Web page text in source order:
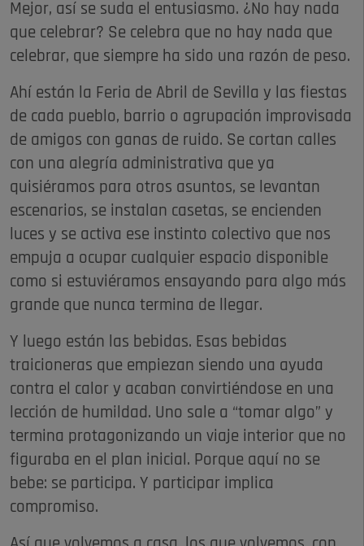
Mejor, así se suda el entusiasmo. ¿No hay nada
que celebrar? Se celebra que no hay nada que
celebrar, que siempre ha sido una razón de peso.
Ahí están la Feria de Abril de Sevilla y las fiestas
de cada pueblo, barrio o agrupación improvisada
de amigos con ganas de ruido. Se cortan calles
con una alegría administrativa que ya
quisiéramos para otros asuntos, se levantan
escenarios, se instalan casetas, se encienden
luces y se activa ese instinto colectivo que nos
empuja a ocupar cualquier espacio disponible
como si estuviéramos ensayando para algo más
grande que nunca termina de llegar.
Y luego están las bebidas. Esas bebidas
traicioneras que empiezan siendo una ayuda
contra el calor y acaban convirtiéndose en una
lección de humildad. Uno sale a “tomar algo” y
termina protagonizando un viaje interior que no
figuraba en el plan inicial. Porque aquí no se
bebe: se participa. Y participar implica
compromiso.